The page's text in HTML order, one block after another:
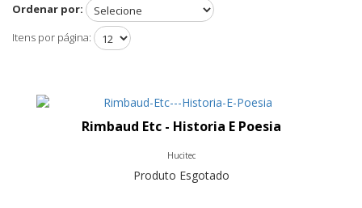
Ordenar por:
Itens por página:
Rimbaud Etc - Historia E Poesia
Hucitec
Produto Esgotado